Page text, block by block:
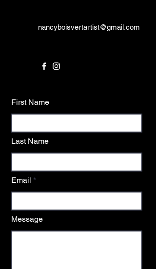
nancyboisvertartist@gmail.com
First Name
Last Name
Email
Message